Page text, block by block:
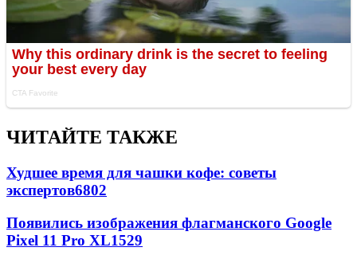
ЧИТАЙТЕ ТАКЖЕ
Худшее время для чашки кофе: советы
экспертов6802
Появились изображения флагманского Google
Pixel 11 Pro XL1529